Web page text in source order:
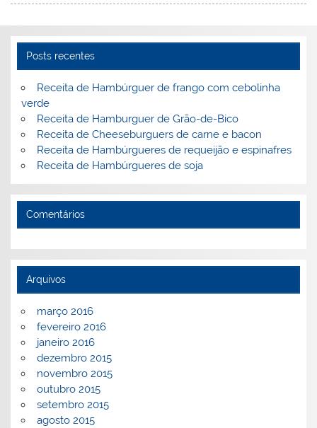
Posts recentes
Receita de Hambúrguer de frango com cebolinha
verde
Receita de Hamburguer de Grão-de-Bico
Receita de Cheeseburguers de carne e bacon
Receita de Hambúrgueres de requeijão e espinafres
Receita de Hambúrgueres de soja
Comentários
Arquivos
março 2016
fevereiro 2016
janeiro 2016
dezembro 2015
novembro 2015
outubro 2015
setembro 2015
agosto 2015